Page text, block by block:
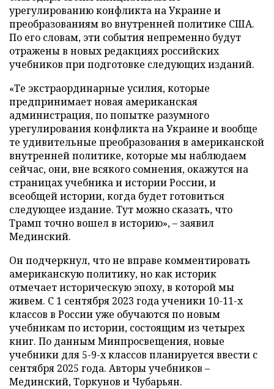
урегулированию конфликта на Украине и
преобразованиям во внутренней политике США.
По его словам, эти события непременно будут
отражены в новых редакциях российских
учебников при подготовке следующих изданий.
«Те экстраординарные усилия, которые
предпринимает новая американская
администрация, по попытке разумного
урегулирования конфликта на Украине и вообще
те удивительные преобразования в американской
внутренней политике, которые мы наблюдаем
сейчас, они, вне всякого сомнения, окажутся на
страницах учебника и истории России, и
всеобщей истории, когда будет готовиться
следующее издание. Тут можно сказать, что
Трамп точно вошел в историю», – заявил
Мединский.
Он подчеркнул, что не вправе комментировать
американскую политику, но как историк
отмечает историческую эпоху, в которой мы
живем. С 1 сентября 2023 года ученики 10-11-х
классов в России уже обучаются по новым
учебникам по истории, состоящим из четырех
книг. По данным Минпросвещения, новые
учебники для 5-9-х классов планируется ввести с
сентября 2025 года. Авторы учебников –
Мединский, Торкунов и Чубарьян.